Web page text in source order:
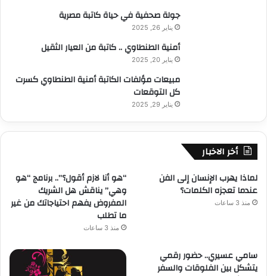
جولة صحفية في حياة كاتبة مصرية
يناير 26, 2025
أمنية الطنطاوي .. كاتبة من العيار الثقيل
يناير 20, 2025
مبيعات مؤلفات الكاتبة أمنية الطنطاوي كسرت
كل التوقعات
يناير 29, 2025
أخر الاخبار
لماذا يهرب الإنسان إلى الفن
عندما تعجزه الكلمات؟
منذ 3 ساعات
“هو أنا لازم أقول؟”.. برنامج “هو
وهي” يناقش هل الشريك
المفروض يفهم احتياجاتك من غير
ما تطلب
منذ 3 ساعات
سامي عسيري.. حضور رقمي
يتشكل بين الفلوقات والسفر